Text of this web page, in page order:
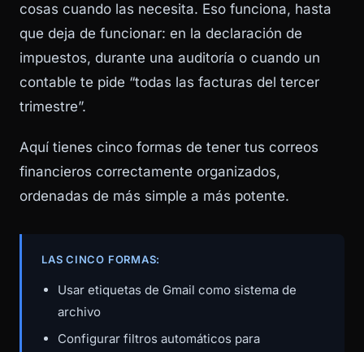
cosas cuando las necesita. Eso funciona, hasta
que deja de funcionar: en la declaración de
impuestos, durante una auditoría o cuando un
contable te pide “todas las facturas del tercer
trimestre”.
Aquí tienes cinco formas de tener tus correos
financieros correctamente organizados,
ordenadas de más simple a más potente.
LAS CINCO FORMAS:
Usar etiquetas de Gmail como sistema de
archivo
Configurar filtros automáticos para